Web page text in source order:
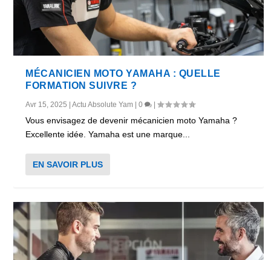
MÉCANICIEN MOTO YAMAHA : QUELLE
FORMATION SUIVRE ?
Avr 15, 2025 |Actu Absolute Yam |0 |
Vous envisagez de devenir mécanicien moto Yamaha ?
Excellente idée. Yamaha est une marque...
EN SAVOIR PLUS